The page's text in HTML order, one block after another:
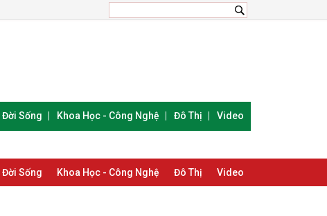
Đời Sống Khoa Học - Công Nghệ Đô Thị Video
Đời Sống Khoa Học - Công Nghệ Đô Thị Video